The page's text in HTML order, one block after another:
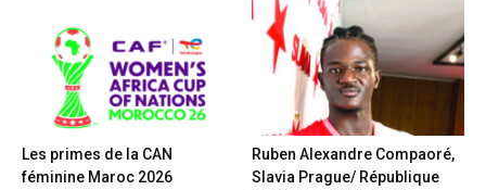
Les primes de la CAN
féminine Maroc 2026
Ruben Alexandre Compaoré,
Slavia Prague/ République